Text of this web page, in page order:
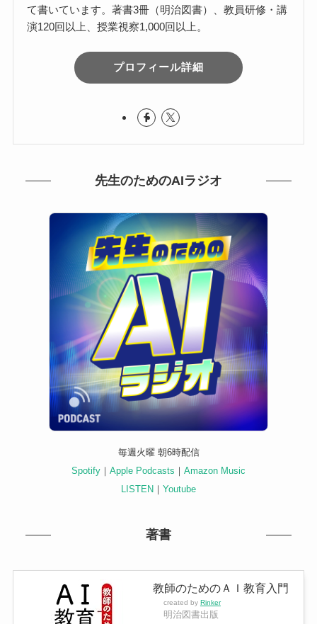
て書いています。著書3冊（明治図書）、教員研修・講
演120回以上、授業視察1,000回以上。
プロフィール詳細
先生のためのAIラジオ
毎週火曜 朝6時配信
Spotify ｜ Apple Podcasts ｜ Amazon Music
LISTEN ｜ Youtube
著書
教師のためのＡＩ教育入門
created by Rinker
明治図書出版